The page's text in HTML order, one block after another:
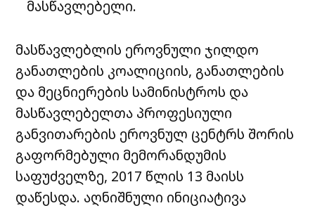
მასწავლებელი.
მასწავლებლის ეროვნული ჯილდო
განათლების კოალიციის, განათლების
და მეცნიერების სამინისტროს და
მასწავლებელთა პროფესიული
განვითარების ეროვნულ ცენტრს შორის
გაფორმებული მემორანდუმის
საფუძველზე, 2017 წლის 13 მაისს
დაწესდა. აღნიშნული ინიციატივა